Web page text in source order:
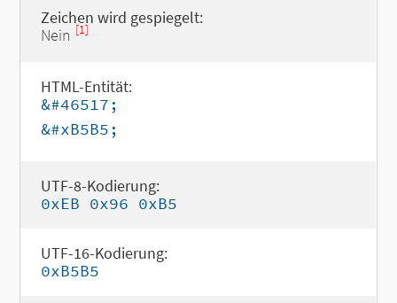
Zeichen wird gespiegelt:
Nein [1]
HTML-Entität:
&#46517;
&#xB5B5;
UTF-8-Kodierung:
0xEB 0x96 0xB5
UTF-16-Kodierung:
0xB5B5